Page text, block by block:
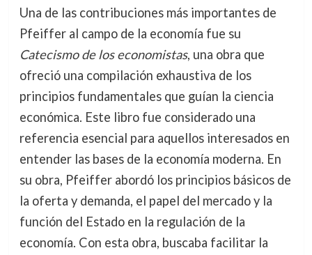
Una de las contribuciones más importantes de
Pfeiffer al campo de la economía fue su
Catecismo de los economistas, una obra que
ofreció una compilación exhaustiva de los
principios fundamentales que guían la ciencia
económica. Este libro fue considerado una
referencia esencial para aquellos interesados en
entender las bases de la economía moderna. En
su obra, Pfeiffer abordó los principios básicos de
la oferta y demanda, el papel del mercado y la
función del Estado en la regulación de la
economía. Con esta obra, buscaba facilitar la